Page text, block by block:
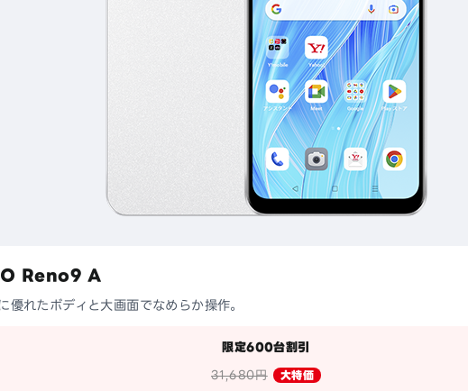
Reno9 A
優れたボディと大画面でなめらか操作。
限定600台割引
31,680円 大特価